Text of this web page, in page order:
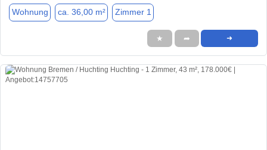
Wohnung ca. 36,00 m² Zimmer 1
★ ➦ ➜